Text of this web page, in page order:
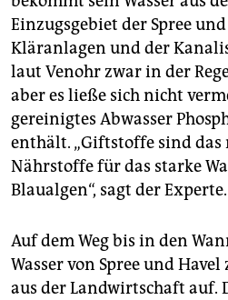
Einzugsgebiet der Spree und
Kläranlagen und der
laut Venohr zwar in der
aber es ließe sich nicht
gereinigtes Abwasser
enthält. „Giftstoffe sind
Nährstoffe für das starke
Blaualgen“, sagt der Experte.
Auf dem Weg bis in den
Wasser von Spree und
aus der Landwirtschaft auf.